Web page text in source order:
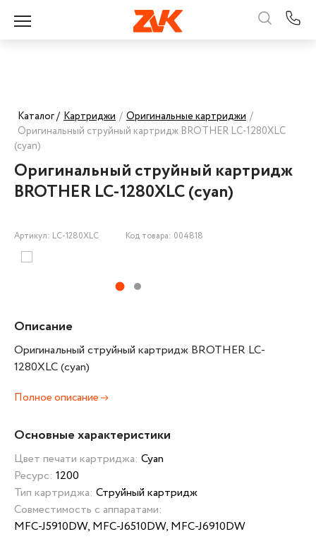
Каталог / Картриджи / Оригинальные картриджи /
Оригинальный струйный картридж BROTHER LC-1280XLC
(cyan)
Оригинальный струйный картридж
BROTHER LC-1280XLC (cyan)
Артикул: LC-1280XLC Код товара: 004818
Описание
Оригинальный струйный картридж BROTHER LC-
1280XLC (cyan)
Полное описание
Основные характеристики
Цвет печати картриджа: Cyan
Ресурс: 1200
Тип картриджа: Струйный картридж
Совместимость с аппаратами:
MFC-J5910DW, MFC-J6510DW, MFC-J6910DW